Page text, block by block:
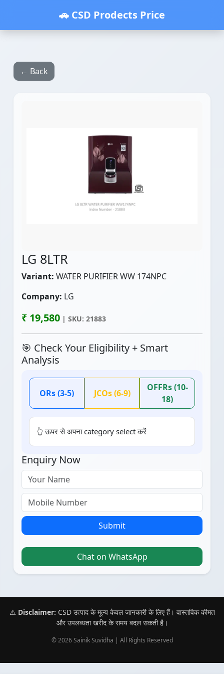
🚗 CSD Prodects Price
← Back
LG 8LTR
Variant: WATER PURIFIER WW 174NPC
Company: LG
₹ 19,580 | SKU: 21883
🎯 Check Your Eligibility + Smart
Analysis
ORs (3-5) JCOs (6-9)
OFFRs (10-
18)
👆 ऊपर से अपना category select करें
Enquiry Now
Submit
Chat on WhatsApp
⚠️ Disclaimer: CSD उत्पाद के मूल्य केवल जानकारी के लिए हैं। वास्तविक कीमत
और उपलब्धता खरीद के समय बदल सकती है।
© 2026 Sainik Suvidha | All Rights Reserved